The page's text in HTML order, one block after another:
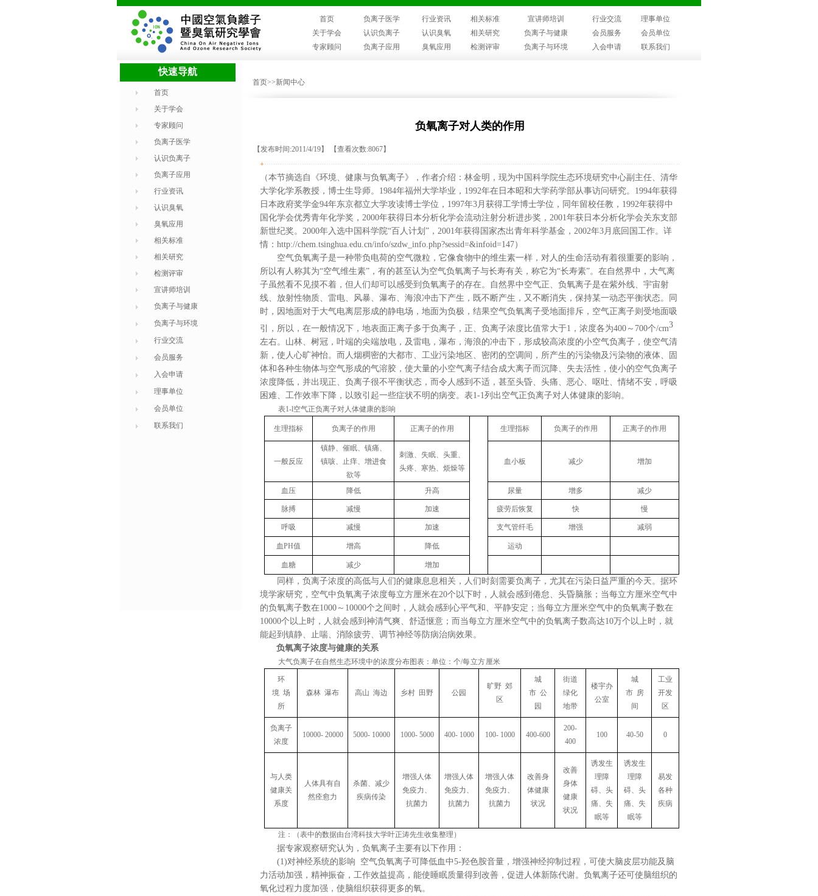
首页 负离子医学 行业资讯 相关标准 宣讲师培训 行业交流
理事单位
关于学会
认识负离子 认识臭氧 相关研究 负离子与健康 会员服务
会员单位
专家顾问
负离子应用 臭氧应用 检测评审 负离子与环境 入会申请 联系我们
快速导航
首页
关于学会
专家顾问
负离子医学
认识负离子
负离子应用
行业资讯
认识臭氧
臭氧应用
相关标准
相关研究
检测评审
宣讲师培训
负离子与健康
负离子与环境
行业交流
会员服务
入会申请
理事单位
会员单位
联系我们
首页>>新闻中心
负氧离子对人类的作用
【发布时间:2011/4/19】 【查看次数:8067】
+
（本节摘选自《环境、健康与负氧离子》，作者介绍：林金明，现为中国科学院生态环境研究中心副主任、清华
大学化学系教授，博士生导师。1984年福州大学毕业，1992年在日本昭和大学药学部从事访问研究。1994年获得
日本政府奖学金94年东京都立大学攻读博士学位，1997年3月获得工学博士学位，同年留校任教，1992年获得中
国化学会优秀青年化学奖，2000年获得日本分析化学会流动注射分析进步奖，2001年获日本分析化学会关东支部
新世纪奖。2000年入选中国科学院“百人计划”，2001年获得国家杰出青年科学基金，2002年3月底回国工作。详
情：http://chem.tsinghua.edu.cn/info/szdw_info.php?sessid=&infoid=147）
空气负氧离子是一种带负电荷的空气微粒，它像食物中的维生素一样，对人的生命活动有着很重要的影响，
所以有人称其为“空气维生素”，有的甚至认为空气负氧离子与长寿有关，称它为“长寿素”。在自然界中，大气离
子虽然看不见摸不着，但人们却可以感受到负氧离子的存在。自然界中空气正、负氧离子是在紫外线、宇宙射
线、放射性物质、雷电、风暴、瀑布、海浪冲击下产生，既不断产生，又不断消失，保持某一动态平衡状态。同
时，因地面对于大气电离层形成的静电场，地面为负极，结果空气负氧离子受地面排斥，空气正离子则受地面吸
引，所以，在一般情况下，地表面正离子多于负离子，正、负离子浓度比值常大于1，浓度各为400～700个/cm3
左右。山林、树冠，叶端的尖端放电，及雷电，瀑布，海浪的冲击下，形成较高浓度的小空气负离子，使空气清
新，使人心旷神怡。而人烟稠密的大都市、工业污染地区、密闭的空调间，所产生的污染物及污染物的液体、固
体和各种生物体与空气形成的气溶胶，使大量的小空气离子结合成大离子而沉降、失去活性，使小的空气负离子
浓度降低，并出现正、负离子很不平衡状态，而令人感到不适，甚至头昏、头痛、恶心、呕吐、情绪不安，呼吸
困难、工作效率下降，以致引起一些症状不明的病变。表1-1列出空气正负离子对人体健康的影响。
表1-l空气正负离子对人体健康的影响
生理指标 负离子的作用 正离子的作用 生理指标 负离子的作用 正离子的作用
一般反应
镇静、催眠、镇痛、
镇咳、止痒、增进食
欲等
刺激、失眠、头重、
头疼、寒热、烦燥等
血小板 减少 增加
血压 降低 升高 尿量 增多 减少
脉搏 减慢 加速 疲劳后恢复 快 慢
呼吸 减慢 加速 支气管纤毛 增强 减弱
血PH值 增高 降低 运动
血糖 减少 增加
同样，负离子浓度的高低与人们的健康息息相关，人们时刻需要负离子，尤其在污染日益严重的今天。据环
境学家研究，空气中负氧离子浓度每立方厘米在20个以下时，人就会感到倦怠、头昏脑胀；当每立方厘米空气中
的负氧离子数在1000 ～ 10000个之间时，人就会感到心平气和、平静安定；当每立方厘米空气中的负氧离子数在
10000个以上时，人就会感到神清气爽、舒适惬意；而当每立方厘米空气中的负氧离子数高达10万个以上时，就
能起到镇静、止喘、消除疲劳、调节神经等防病治病效果。
负氧离子浓度与健康的关系
大气负离子在自然生态环境中的浓度分布图表：单位：个/每立方厘米
环
境 场
所
森林 瀑布 高山 海边 乡村 田野 公园
旷野 郊
区
城
市 公
园
街道
绿化
地带
楼宇办
公室
城
市 房
间
工业
开发
区
负离子
浓度
10000- 20000 5000- 10000 1000- 5000 400- 1000 100- 1000 400-600
200-
400
100 40-50 0
与人类
健康关
系度
人体具有自
然痊愈力
杀菌、减少
疾病传染
增强人体
免疫力、
抗菌力
增强人体
免疫力、
抗菌力
增强人体
免疫力、
抗菌力
改善身
体健康
状况
改善
身体
健康
状况
诱发生
理障
碍、头
痛、失
眠等
诱发生
理障
碍、头
痛、失
眠等
易发
各种
疾病
注：（表中的数据由台湾科技大学叶正涛先生收集整理）
据专家观察研究认为，负氧离子主要有以下作用：
(1)对神经系统的影响 空气负氧离子可降低血中5-羟色胺音量，增强神经抑制过程，可使大脑皮层功能及脑
力活动加强，精神振奋，工作效益提高，能使睡眠质量得到改善，促进人体新陈代谢。负氧离子还可使脑组织的
氧化过程力度加强，使脑组织获得更多的氧。